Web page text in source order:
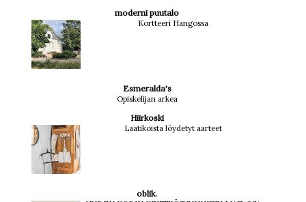
moderni puutalo
Kortteeri Hangossa
Esmeralda's
Opiskelijan arkea
Hiirkoski
Laatikoista löydetyt aarteet
oblik.